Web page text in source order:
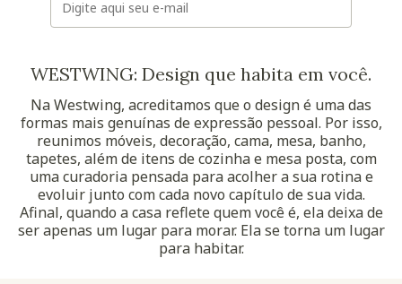
WESTWING: Design que habita em você.
Na Westwing, acreditamos que o design é uma das
formas mais genuínas de expressão pessoal. Por isso,
reunimos móveis, decoração, cama, mesa, banho,
tapetes, além de itens de cozinha e mesa posta, com
uma curadoria pensada para acolher a sua rotina e
evoluir junto com cada novo capítulo de sua vida.
Afinal, quando a casa reflete quem você é, ela deixa de
ser apenas um lugar para morar. Ela se torna um lugar
para habitar.